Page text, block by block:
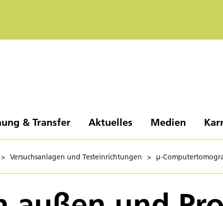
& Transfer Aktuelles Medien
> Versuchsanlagen und Testeinrichtungen > µ-